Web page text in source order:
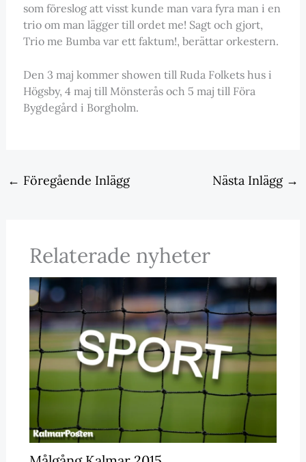
som föreslog att visst kunde man vara fyra man i en
trio om man lägger till ordet me! Sagt och gjort,
Trio me Bumba var ett faktum!, berättar orkestern.
Den 3 maj kommer showen till Ruda Folkets hus i
Högsby, 4 maj till Mönsterås och 5 maj till Föra
Bygdegård i Borgholm.
← Föregående Inlägg Nästa Inlägg →
Relaterade nyheter